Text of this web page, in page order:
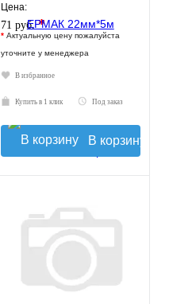
Цена:
71 руб.*
* Актуальную цену пожалуйста
уточните у менеджера
В избранное
Купить в 1 клик Под заказ
В корзину